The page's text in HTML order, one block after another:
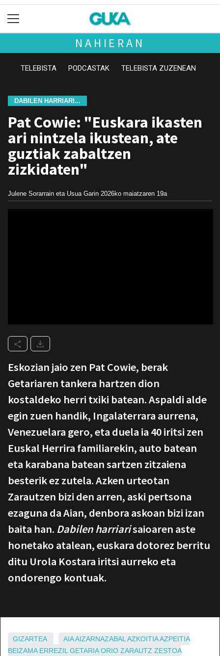
NAHIERAN
TELEBISTA PODCASTAK TELEBISTA ZUZENEAN
DABILEN HARRIARI...
Pat Cowie: "Euskara ikasten
ari nintzela ikustean, ate
guztiak zabaltzen
zizkidaten"
Julene Sorarrain eta Usua Garin 2026ko maiatzaren 19a
Eskozian jaio zen Pat Cowie, berak
Getariaren tankera hartzen dion
kostaldeko herri txiki batean. Aspaldi alde
egin zuen handik, Ingalaterrara aurrena,
Venezuelara gero, eta duela ia 40 iritsi zen
Euskal Herrira familiarekin, auto batean
eta karabana batean sartzen zitzaiena
besterik ez zutela. Azken urteotan
Zarautzen bizi den arren, aski pertsona
ezaguna da Aian, denbora askoan bizi izan
baita han. Dabilen harriarisaioaren aste
honetako atalean, euskara dotorez berritu
ditu Urola Kostara iritsi aurreko eta
ondorengo kontuak.
GIZARTEA AIAAIZARNAZABAL AZKOITIAAZPEITIA
BEIZAMA ERREZIL GETARIA ORIO ZARAUTZ ZESTOA